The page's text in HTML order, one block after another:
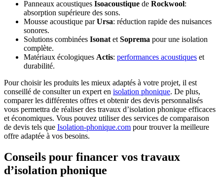
Panneaux acoustiques Isoacoustique de Rockwool:
absorption supérieure des sons.
Mousse acoustique parUrsa: réduction rapide des nuisances
sonores.
Solutions combinées Isonat et Soprema pour une isolation
complète.
Matériaux écologiques Actis: performances acoustiques et
durabilité.
Pour choisir les produits les mieux adaptés à votre projet, il est
conseillé de consulter un expert en isolation phonique. De plus,
comparer les différentes offres et obtenir des devis personnalisés
vous permettra de réaliser des travaux d’isolation phonique efficaces
et économiques. Vous pouvez utiliser des services de comparaison
de devis tels que Isolation-phonique.com pour trouver la meilleure
offre adaptée à vos besoins.
Conseils pour financer vos travaux
d’isolation phonique